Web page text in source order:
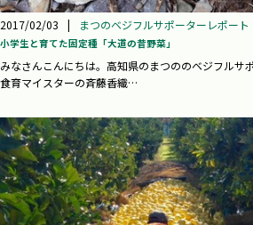
2017/02/03 | まつのベジフルサポーターレポート
小学生と育てた固定種「大道の昔野菜」
みなさんこんにちは。高知県のまつののベジフルサ
食育マイスターの斉藤香織…